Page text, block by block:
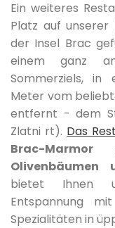
Ein weiteres
Platz auf
der Insel Brac
einem ganz
Sommerziels, in
Meter vom
entfernt - dem
Zlatni rt). Das
Brac-
Olivenbäumen
bietet Ihnen
Entspannung
Spezialitäten in